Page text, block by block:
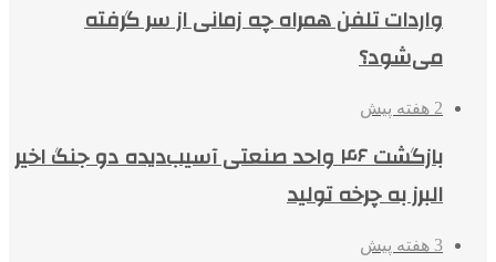
واردات تلفن همراه چه زمانی از سر گرفته
می‌شود؟
2 هفته پیش
بازگشت ۴۶ واحد صنعتی آسیب‌دیده دو جنگ اخیر
البرز به چرخه تولید
3 هفته پیش